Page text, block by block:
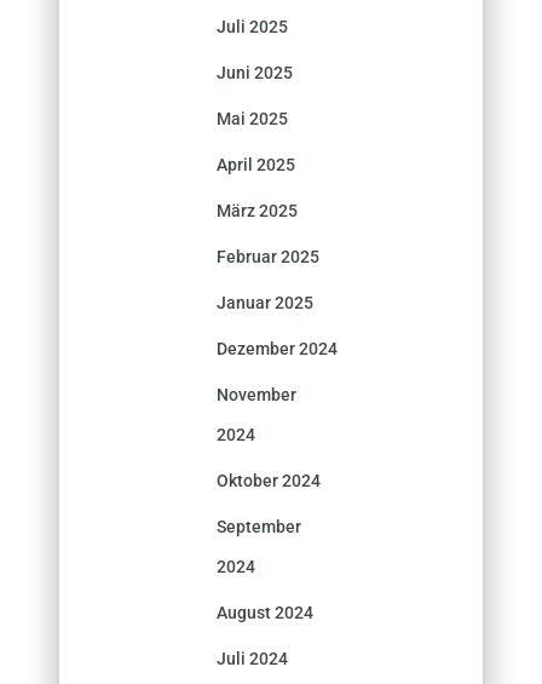
Juli 2025
Juni 2025
Mai 2025
April 2025
März 2025
Februar 2025
Januar 2025
Dezember 2024
November
2024
Oktober 2024
September
2024
August 2024
Juli 2024